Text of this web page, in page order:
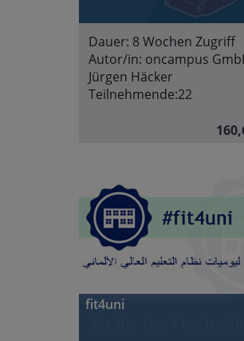
Dauer: 8 Wochen Zugriff
Autor/in: oncampus
Jürgen Häcker
Teilnehmende:22
fit4uni